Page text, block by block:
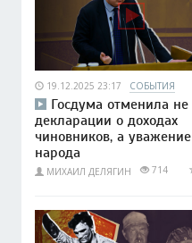
19.12.2025 23:17 СОБЫТИЯ
Госдума отменила не
декларации о доходах
чиновников, а уважение
народа
МИХАИЛ ДЕЛЯГИН 714